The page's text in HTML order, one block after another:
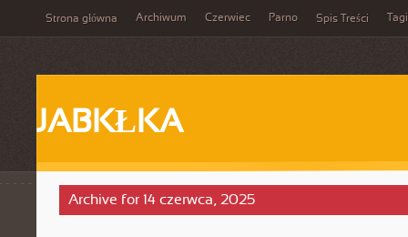
Strona główna Archiwum Czerwiec Parno Spis Treści Tagi
JABKŁKA
Archive for 14 czerwca, 2025